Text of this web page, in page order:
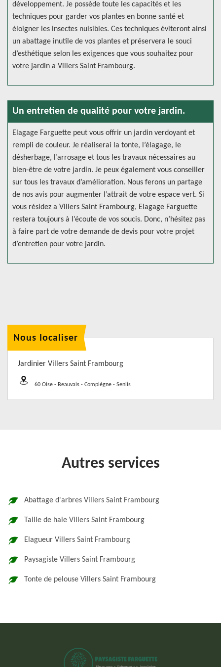
développement. Je possède toute les capacités et les
techniques pour garder vos plantes en bonne santé et
éloigner les insectes nuisibles. Ces techniques éviteront ainsi
un abattage inutile de vos plantes et préservera le souci
d’esthétique selon les exigences que vous souhaitez pour
votre jardin a Villers Saint Frambourg.
Un entretien de qualité pour votre jardin.
Elagage Farguette peut vous offrir un jardin verdoyant et
rempli de couleur. Je réaliserai la tonte, l’élagage, le
désherbage, l’arrosage et tous les travaux nécessaires au
bien-être de votre jardin. Je peux également vous conseiller
sur tous les travaux d’amélioration. Nous ferons un partage
de nos avis pour augmenter l’attrait de votre espace vert. Si
vous résidez a Villers Saint Frambourg, Elagage Farguette
restera toujours à l’écoute de vos soucis. Donc, n’hésitez pas
à faire part de votre demande de devis pour votre projet
d’entretien pour votre jardin.
Nous localiser
Jardinier Villers Saint Frambourg
60 Oise - Beauvais - Compiègne - Senlis
Autres services
Abattage d'arbres Villers Saint Frambourg
Taille de haie Villers Saint Frambourg
Elagueur Villers Saint Frambourg
Paysagiste Villers Saint Frambourg
Tonte de pelouse Villers Saint Frambourg